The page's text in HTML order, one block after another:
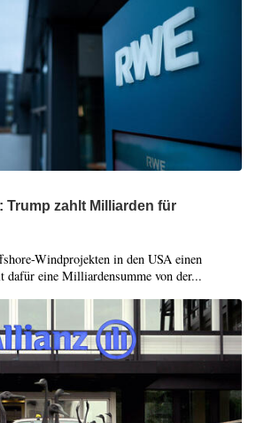
Trump zahlt Milliarden für
Windprojekten in den USA einen
dafür eine Milliardensumme von der...